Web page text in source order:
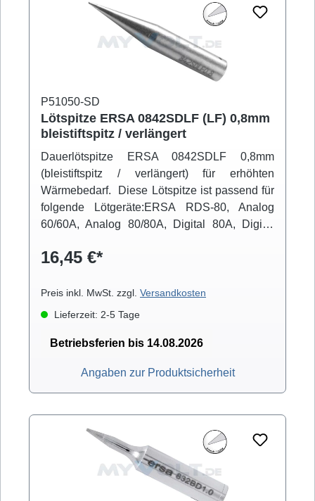
P51050-SD
Lötspitze ERSA 0842SDLF (LF) 0,8mm
bleistiftspitz / verlängert
Dauerlötspitze ERSA 0842SDLF 0,8mm
(bleistiftspitz / verlängert) für erhöhten
Wärmebedarf. Diese Lötspitze ist passend für
folgende Lötgeräte:ERSA RDS-80, Analog
60/60A, Analog 80/80A, Digital 80A, Digital
Con 60iA (mit Powertool), MS 6000, MS
80A (mit Ergotool)
16,45 €*
Preis inkl. MwSt. zzgl. Versandkosten
Lieferzeit: 2-5 Tage
Betriebsferien bis 14.08.2026
Angaben zur Produktsicherheit